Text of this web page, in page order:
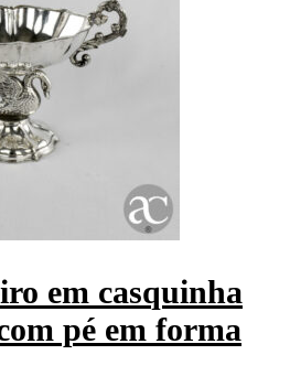
em casquinha
pé em forma